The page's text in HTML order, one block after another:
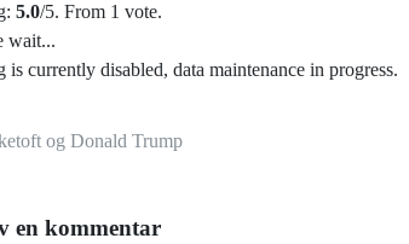
5.0/5. From 1 vote.
wait...
is currently disabled, data maintenance in progress.
navigation
og Donald Trump
en kommentar